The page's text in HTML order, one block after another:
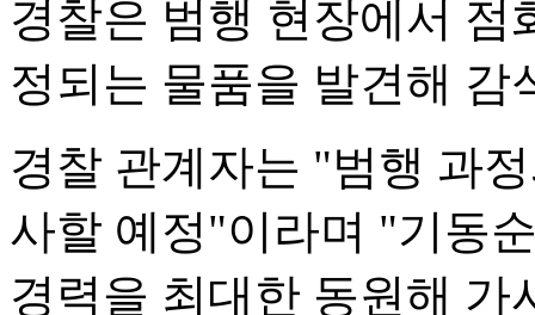
경찰은 범행 현장에서 점
정되는 물품을 발견해 감
경찰 관계자는 "범행 과
사할 예정"이라며 "기동
경력을 최대한 동원해